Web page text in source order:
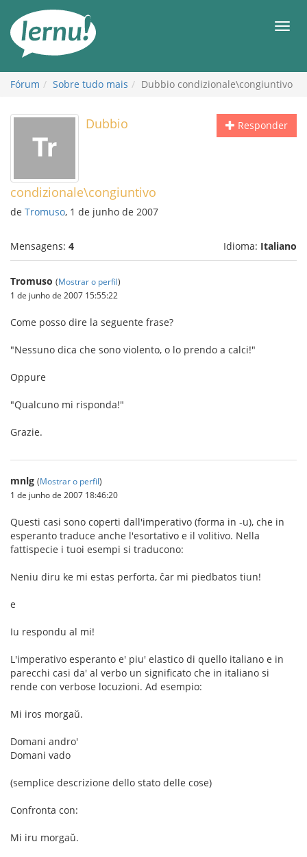
conteúdo
Fórum Sobre tudo mais Dubbio condizionale\congiuntivo
Responder
Dubbio
condizionale\congiuntivo
de Tromuso, 1 de junho de 2007
Mensagens: 4 Idioma: Italiano
Tromuso (Mostrar o perfil)
1 de junho de 2007 15:55:22
Come posso dire la seguente frase?
"Nessuno dica che sono violento, o lo prendo a calci!"
Oppure
"Qualcuno mi risponda!"
Grazie.
mnlg (Mostrar o perfil)
1 de junho de 2007 18:46:20
Questi casi sono coperti dall'imperativo (forma in -u), che in
esperanto traduce anche l'esortativo e il volitivo. Nella
fattispecie i tuoi esempi si traducono:
Neniu diru ke mi estas perforta, ĉar mi piedbatos tiun!
e
Iu respondu al mi!
L'imperativo esperanto e' piu' elastico di quello italiano e in
parecchi casi da' al verbo un significato che in italiano si
rende con verbose locuzioni. Ad esempio:
Mi iros morgaŭ.
Domani andro'
Domani vado
(semplice descrizione dello stato delle cose)
Confronta con:
Mi iru morgaŭ.